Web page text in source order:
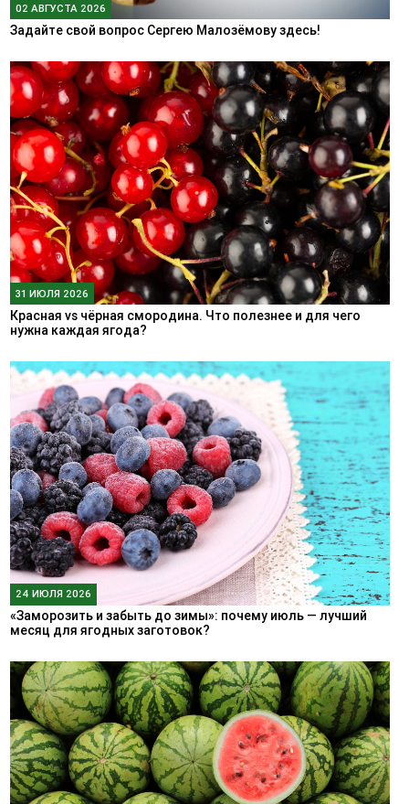
02 АВГУСТА 2026
Задайте свой вопрос Сергею Малозёмову здесь!
31 ИЮЛЯ 2026
Красная vs чёрная смородина. Что полезнее и для чего
нужна каждая ягода?
24 ИЮЛЯ 2026
«Заморозить и забыть до зимы»: почему июль — лучший
месяц для ягодных заготовок?